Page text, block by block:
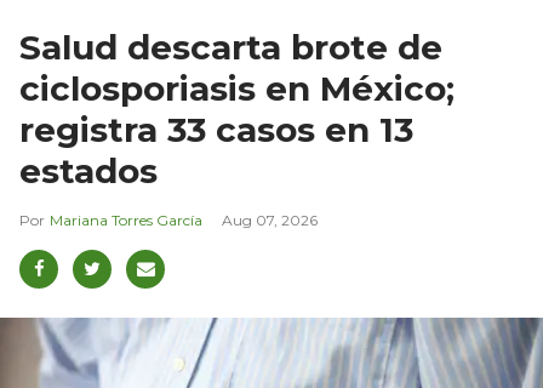
Salud descarta brote de
ciclosporiasis en México;
registra 33 casos en 13
estados
Mariana Torres García Aug 07, 2026